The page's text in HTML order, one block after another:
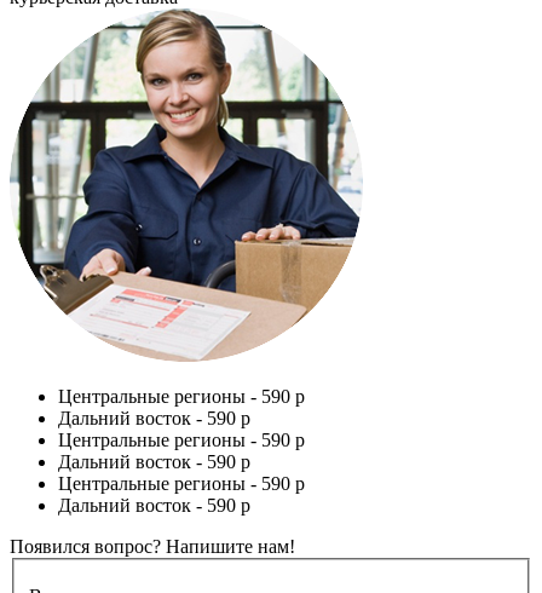
Центральные регионы - 590 р
Дальний восток - 590 р
Центральные регионы - 590 р
Дальний восток - 590 р
Центральные регионы - 590 р
Дальний восток - 590 р
Появился вопрос? Напишите нам!